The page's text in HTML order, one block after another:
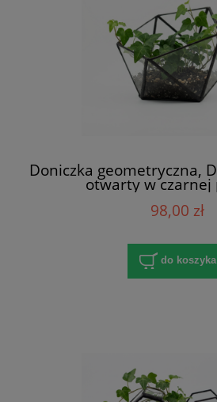
Doniczka geometryczna,
otwarty w czarnej
98,00 zł
do koszyka